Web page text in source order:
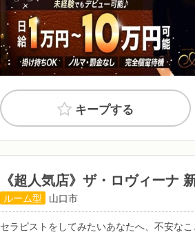
キープする
《超人気店》ザ・ロヴィーナ
ルーム型 山口市
セラピストをしてみたいあなたへ、不安なこ